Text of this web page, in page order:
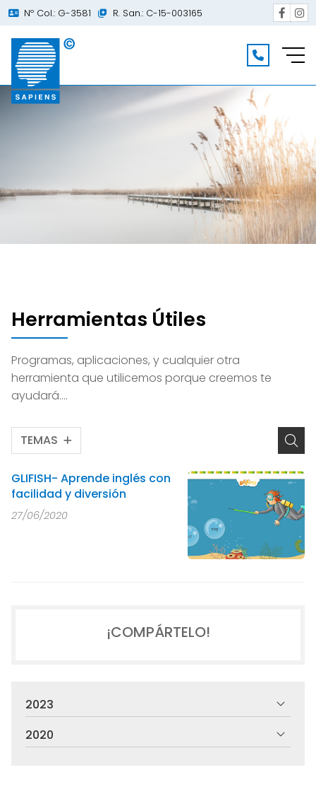
Nº Col.: G-3581 R. San.: C-15-003165
Herramientas Útiles
Programas, aplicaciones, y cualquier otra
herramienta que utilicemos porque creemos te
ayudará....
TEMAS
GLIFISH- Aprende inglés con
facilidad y diversión
27/06/2020
¡COMPÁRTELO!
2023
2020